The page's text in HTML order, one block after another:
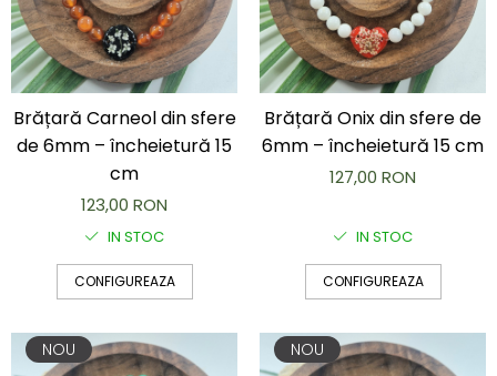
Săculeț de depozitare pentru pâine
Ambalaj cu ceară de albine pentru
alimente
Șervețel ecologic pentru sandiș
Săculeț pentru ronțăieli
Dischete cosmetice
Capac textil pentru vase și farfurii
Prosop de bucătărie "NU-hârtie"
Suport pentru tacâmuri de călătorie
Card cadou
Accesorii tricotate
Decor Crăciun
Brățară Carneol din sfere
de 6mm – încheietură 15
cm
123,00 RON
IN STOC
CONFIGUREAZA
Brățară Onix din sfere de
6mm – încheietură 15 cm
127,00 RON
IN STOC
CONFIGUREAZA
NOU NOU